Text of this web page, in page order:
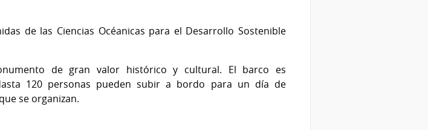
de las Ciencias Océanicas para el Desarrollo Sostenible
de gran valor histórico y cultural. El barco es
120 personas pueden subir a bordo para un día de
se organizan.